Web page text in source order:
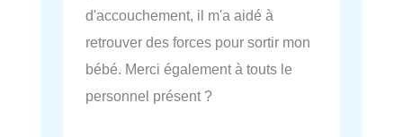
d'accouchement, il m'a aidé à
retrouver des forces pour sortir mon
bébé. Merci également à touts le
personnel présent ?